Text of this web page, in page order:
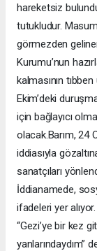
hareketsiz
tutukludur.
görmezden
Kurumu’nun
kalmasının
Ekim’deki
için bağlayıcı
olacak.Barım, 24
iddiasıyla
sanatçıları
İddianamede,
ifadeleri yer
“Gezi’ye bir kez
yanlarındaydım”